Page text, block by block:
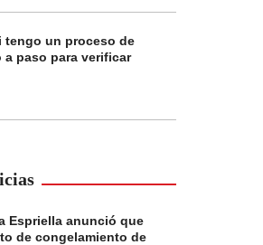
tengo un proceso de
a paso para verificar
Espriella anunció que
de congelamiento de